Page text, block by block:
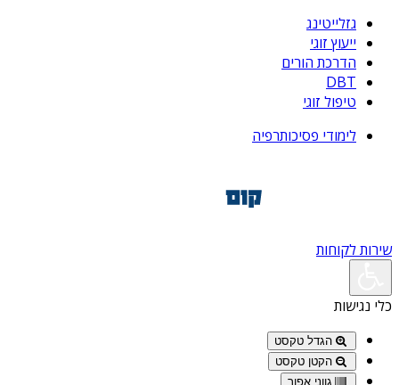
גזלייטינג
ייעוץ זוגי
הדרכת הורים
DBT
טיפול זוגי
לימודי פסיכותרפיה
שירות לקוחות
כלי נגישות
הגדל טקסט
הקטן טקסט
גווני אפור